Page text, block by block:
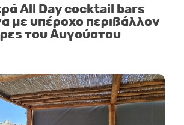
All Day cocktail bars
με υπέροχο περιβάλλον
του Αυγούστου